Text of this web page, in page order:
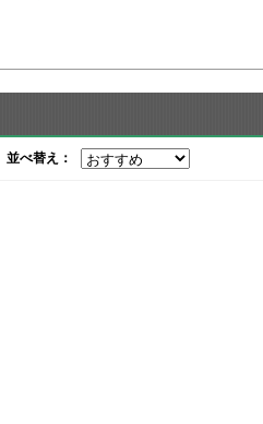
並べ替え：